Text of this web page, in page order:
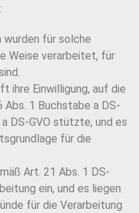
wurden für solche
Weise verarbeitet, für
ihre Einwilligung, auf die
1 Buchstabe a DS-
DS-GVO stützte, und es
für die
Art. 21 Abs. 1 DS-
ein, und es liegen
für die Verarbeitung